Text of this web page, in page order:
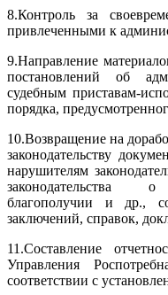
8.Контроль за
привлеченными к
9.Направление
постановлений об
судебным приставам-
порядка,
10.Возвращение на
законодательству
нарушителям
законодательства о
благополучии и др.,
заключений, справок,
11.Составление
Управления
соответствии с